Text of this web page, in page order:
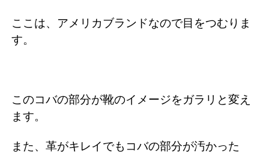
ここは、アメリカブランドなので目をつむりま
す。
このコバの部分が靴のイメージをガラリと変え
ます。
また、革がキレイでもコバの部分が汚かった